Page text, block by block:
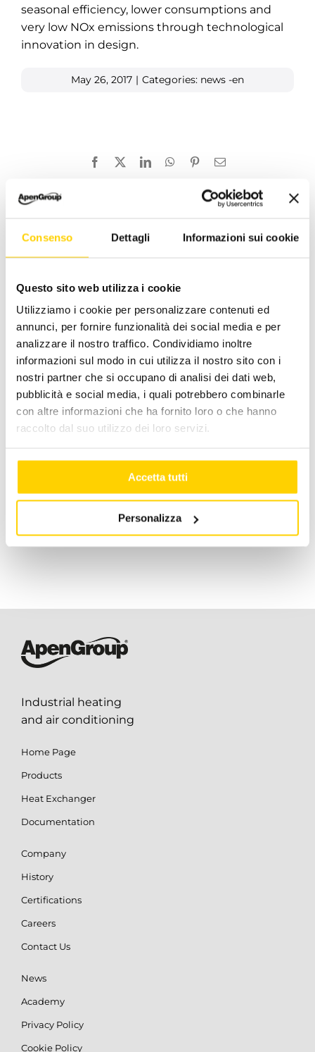
Consenso Dettagli Informazioni sui cookie
Questo sito web utilizza i cookie
Utilizziamo i cookie per personalizzare contenuti ed
annunci, per fornire funzionalità dei social media e per
analizzare il nostro traffico. Condividiamo inoltre
informazioni sul modo in cui utilizza il nostro sito con i
nostri partner che si occupano di analisi dei dati web,
pubblicità e social media, i quali potrebbero combinarle
con altre informazioni che ha fornito loro o che hanno
raccolto dal suo utilizzo dei loro servizi.
Accetta tutti
Personalizza
seasonal efficiency, lower consumptions and
very low NOx emissions through technological
innovation in design.
May 26, 2017 | Categories: news -en
Facebook LinkedInWhatsApp
PinterestEmail
Related Posts
LKH Hybrid
Warm Air
Heater
Comments
Stakeholder
Categories
Comments
Industrial heating
and air conditioning
Home Page
Products
Heat Exchanger
Documentation
Company
History
Certifications
Careers
Contact Us
News
Academy
Privacy Policy
Cookie Policy